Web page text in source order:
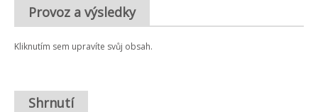
Provoz a výsledky
Kliknutím sem upravíte svůj obsah.
Shrnutí